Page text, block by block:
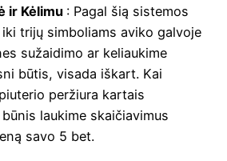
ir Kėlimu : Pagal šią sistemos
trijų simboliams aviko galvoje
sužaidimo ar keliaukime
būtis, visada iškart. Kai
peržiura kartais
laukime skaičiavimus
savo 5 bet.